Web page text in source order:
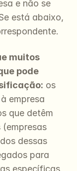
e não se
está abaixo,
muitos
pode
os
empresa
que detêm
dessas
para
específicas